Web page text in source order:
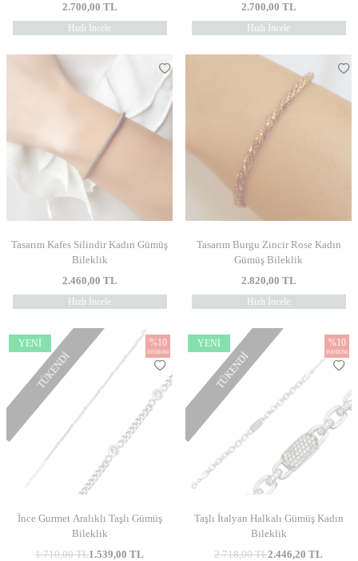
2.700,00 TL
Hızlı İncele
2.700,00 TL
Hızlı İncele
Tasarım Kafes Silindir Kadın Gümüş
Bileklik
2.460,00 TL
Hızlı İncele
Tasarım Burgu Zincir Rose Kadın
Gümüş Bileklik
2.820,00 TL
Hızlı İncele
YENI
TÜKENDI
%10
İNDIRIM
İnce Gurmet Aralıklı Taşlı Gümüş
Bileklik
1.710,00TL1.539,00 TL
YENI
TÜKENDI
%10
İNDIRIM
Taşlı İtalyan Halkalı Gümüş Kadın
Bileklik
2.718,00TL2.446,20 TL